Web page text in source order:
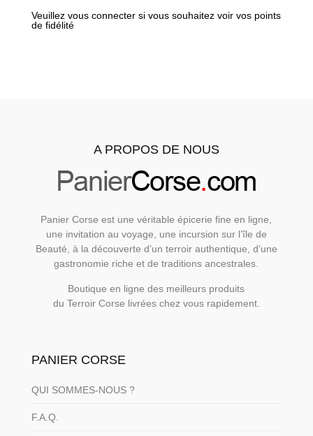
Veuillez vous connecter si vous souhaitez voir vos points
de fidélité
A PROPOS DE NOUS
Panier Corse est une véritable épicerie fine en ligne,
une invitation au voyage, une incursion sur l’île de
Beauté, à la découverte d’un terroir authentique, d’une
gastronomie riche et de traditions ancestrales.
Boutique en ligne des meilleurs produits
du Terroir Corse livrées chez vous rapidement.
PANIER CORSE
QUI SOMMES-NOUS ?
F.A.Q.